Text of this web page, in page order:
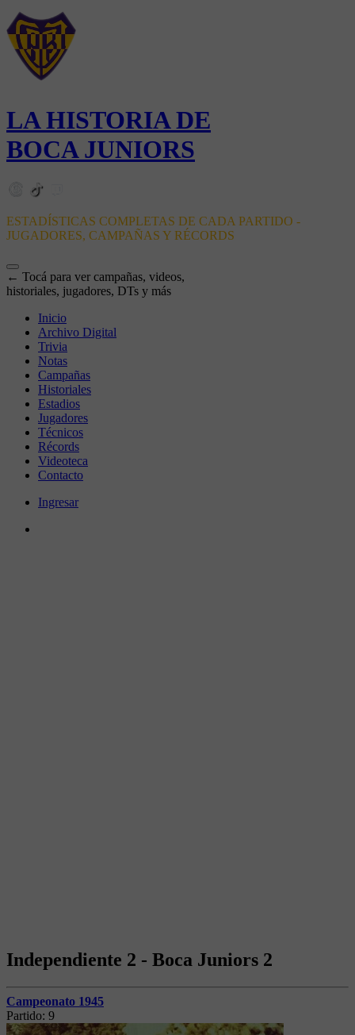
LA HISTORIA DE
BOCA JUNIORS
ESTADÍSTICAS COMPLETAS DE CADA PARTIDO -
JUGADORES, CAMPAÑAS Y RÉCORDS
← Tocá para ver campañas, videos,
historiales, jugadores, DTs y más
Inicio
Archivo Digital
Trivia
Notas
Campañas
Historiales
Estadios
Jugadores
Técnicos
Récords
Videoteca
Contacto
Ingresar
Independiente 2 - Boca Juniors 2
Campeonato 1945
Partido: 9